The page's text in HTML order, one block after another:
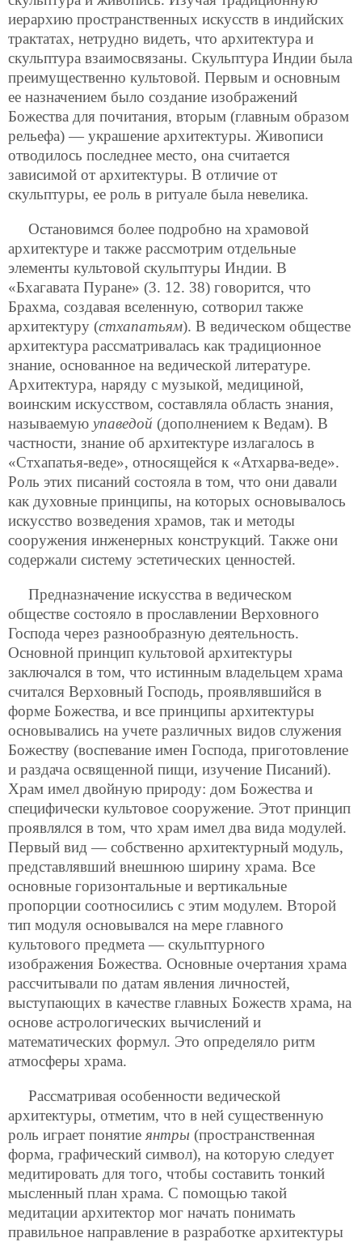
иерархию пространственных искусств в индийских
трактатах, нетрудно видеть, что архитектура и
скульптура взаимосвязаны. Скульптура Индии была
преимущественно культовой. Первым и основным
ее назначением было создание изображений
Божества для почитания, вторым (главным образом
рельефа) — украшение архитектуры. Живописи
отводилось последнее место, она считается
зависимой от архитектуры. В отличие от
скульптуры, ее роль в ритуале была невелика.
Остановимся более подробно на храмовой
архитектуре и также рассмотрим отдельные
элементы культовой скульптуры Индии. В
«Бхагавата Пуране» (3. 12. 38) говорится, что
Брахма, создавая вселенную, сотворил также
архитектуру (стхапатьям). В ведическом обществе
архитектура рассматривалась как традиционное
знание, основанное на ведической литературе.
Архитектура, наряду с музыкой, медициной,
воинским искусством, составляла область знания,
называемую упаведой (дополнением к Ведам). В
частности, знание об архитектуре излагалось в
«Стхапатья-веде», относящейся к «Атхарва-веде».
Роль этих писаний состояла в том, что они давали
как духовные принципы, на которых основывалось
искусство возведения храмов, так и методы
сооружения инженерных конструкций. Также они
содержали систему эстетических ценностей.
Предназначение искусства в ведическом
обществе состояло в прославлении Верховного
Господа через разнообразную деятельность.
Основной принцип культовой архитектуры
заключался в том, что истинным владельцем храма
считался Верховный Господь, проявлявшийся в
форме Божества, и все принципы архитектуры
основывались на учете различных видов служения
Божеству (воспевание имен Господа, приготовление
и раздача освященной пищи, изучение Писаний).
Храм имел двойную природу: дом Божества и
специфически культовое сооружение. Этот принцип
проявлялся в том, что храм имел два вида модулей.
Первый вид — собственно архитектурный модуль,
представлявший внешнюю ширину храма. Все
основные горизонтальные и вертикальные
пропорции соотносились с этим модулем. Второй
тип модуля основывался на мере главного
культового предмета — скульптурного
изображения Божества. Основные очертания храма
рассчитывали по датам явления личностей,
выступающих в качестве главных Божеств храма, на
основе астрологических вычислений и
математических формул. Это определяло ритм
атмосферы храма.
Рассматривая особенности ведической
архитектуры, отметим, что в ней существенную
роль играет понятие янтры (пространственная
форма, графический символ), на которую следует
медитировать для того, чтобы составить тонкий
мысленный план храма. С помощью такой
медитации архитектор мог начать понимать
правильное направление в разработке архитектуры